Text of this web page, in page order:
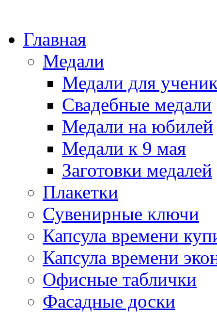
Главная
Медали
Медали для
Свадебные медали
Медали на юбилей
Медали к 9 мая
Заготовки медалей
Плакетки
Сувенирные ключи
Капсула времени
Капсула времени
Офисные таблички
Фасадные доски